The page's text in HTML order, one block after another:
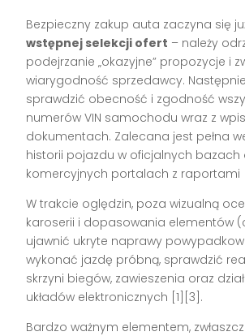
Bezpieczny zakup auta zaczyna się
wstępnej selekcji ofert – należy
podejrzanie „okazyjne” propozycje i
wiarygodność sprzedawcy.
sprawdzić obecność i zgodność
numerów VIN samochodu wraz z
dokumentach. Zalecana jest pełna
historii pojazdu w oficjalnych bazach
komercyjnych portalach z raportami
W trakcie oględzin, poza wizualną
karoserii i dopasowania elementów
ujawnić ukryte naprawy
wykonać jazdę próbną, sprawdzić
skrzyni biegów, zawieszenia oraz
układów elektronicznych [1][3] .
Bardzo ważnym elementem,